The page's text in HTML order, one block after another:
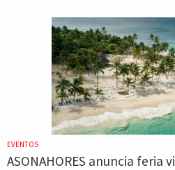
EVENTOS
ASONAHORES anuncia feria